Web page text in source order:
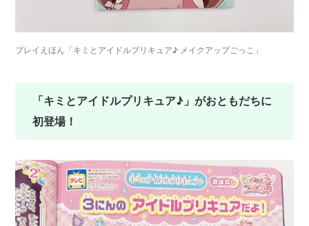
プレイえほん「キミとアイドルプリキュア♪ メイクアップごっこ」
「キミとアイドルプリキュア♪」がおともだちに
初登場！